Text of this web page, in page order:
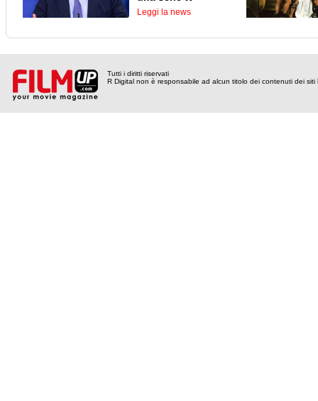
Leggi la news
Tutti i diritti riservati
R Digital non è responsabile ad alcun titolo dei contenuti dei siti